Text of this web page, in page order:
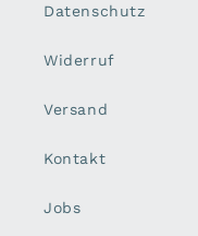
Datenschutz
Widerruf
Versand
Kontakt
Jobs